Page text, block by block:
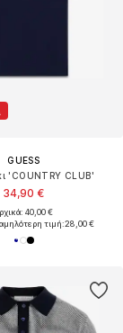
GUESS
'COUNTRY CLUB'
34,90 €
40,00 €
τιμή:28,00 €